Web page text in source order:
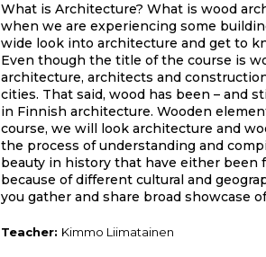
What is Architecture? What is wood
when we are experiencing some
wide look into architecture and get to
Even though the title of the course is
architecture, architects and
cities. That said, wood has been – and
in Finnish architecture. Wooden
course, we will look architecture and
the process of understanding and
beauty in history that have either
because of different cultural and
you gather and share broad showcase
Teacher: Kimmo Liimatainen